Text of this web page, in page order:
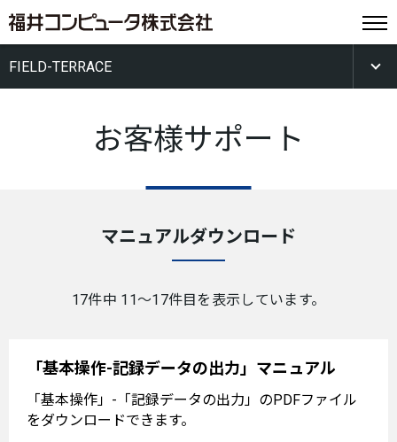
FIELD-TERRACE
お客様サポート
マニュアルダウンロード
17件中 11〜17件目を表示しています。
「基本操作-記録データの出力」マニュアル
「基本操作」-「記録データの出力」のPDFファイル
をダウンロードできます。